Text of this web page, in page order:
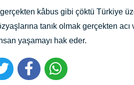
gerçekten kâbus gibi çöktü Türkiye
tanık olmak gerçekten
yaşamayı hak eder.